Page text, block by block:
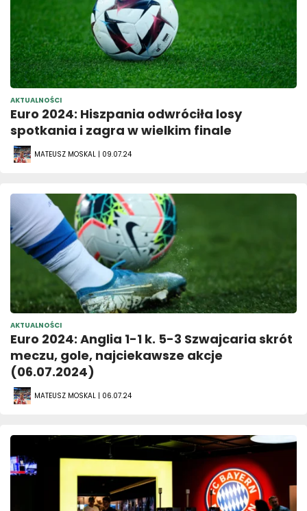
AKTUALNOŚCI
Euro 2024: Hiszpania odwróciła losy
spotkania i zagra w wielkim finale
MATEUSZ MOSKAL | 09.07.24
AKTUALNOŚCI
Euro 2024: Anglia 1-1 k. 5-3 Szwajcaria skrót
meczu, gole, najciekawsze akcje
(06.07.2024)
MATEUSZ MOSKAL | 06.07.24